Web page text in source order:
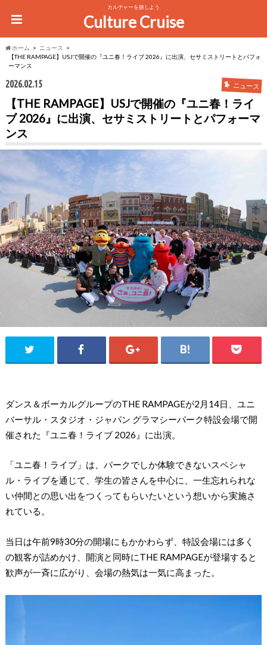
カルチャーを旅しよう
Culture Cruise
ホーム
ニュース
【THE RAMPAGE】USJで開催の『ユニ春！ライブ 2026』に出演、セサミストリートとパフォ
ーマンス
2026.02.15 ニュース
【THE RAMPAGE】USJで開催の『ユニ春！ライ
ブ 2026』に出演、セサミストリートとパフォーマ
ンス
ダンス＆ボーカルグループのTHE RAMPAGEが2月14日、ユニ
バーサル・スタジオ・ジャパン グラマシーパーク特設会場で開
催された『ユニ春！ライブ 2026』に出演。
「ユニ春！ライブ」は、パークでしか体験できないスペシャ
ル・ライブを通じて、学生の皆さんを中心に、一生忘れられな
い仲間との思い出をつくってもらいたいという想いから実施さ
れている。
当日は午前9時30分の開場にもかかわらず、特設会場には多く
の観客が詰めかけ、開演と同時にTHE RAMPAGEが登場すると
歓声が一斉に広がり、会場の熱気は一気に高まった。